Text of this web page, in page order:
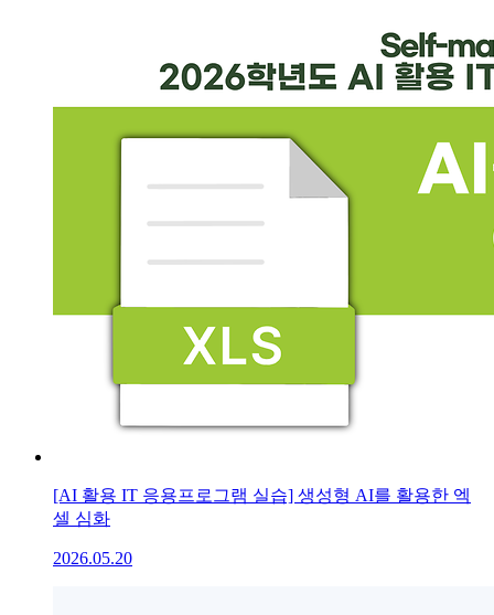
[AI 활용 IT 응용프로그램 실습] 생성형 AI를 활용한 엑
셀 심화
2026.05.20